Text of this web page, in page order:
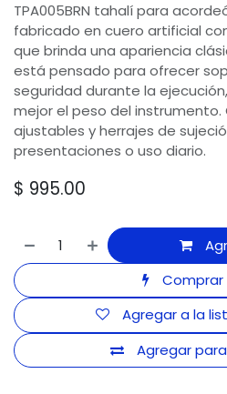
TPA005BRN tahalí para
fabricado en cuero artificial
que brinda una apariencia
está pensado para ofrecer
seguridad durante la
mejor el peso del
ajustables y herrajes de
presentaciones o uso diario.
$ 995.00
Comprar
Agregar
Agregar a la